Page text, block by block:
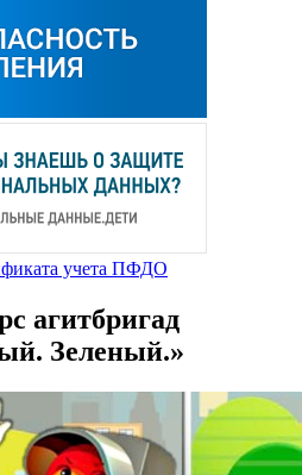
агитбригад
Зеленый.»